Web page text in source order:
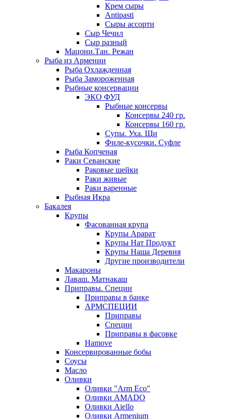
Крем сыры
Antipasti
Сыры ассорти
Сыр Чечил
Сыр разный
Мацони.Тан. Режан
Рыба из Армении
Рыба Охлажденная
Рыба Замороженная
Рыбные консервации
ЭКО ФУД
Рыбные консервы
Консервы 240 гр.
Консервы 160 гр.
Супы. Уха. Щи
Филе-кусочки. Суфле
Рыба Копченая
Раки Севанские
Раковые шейки
Раки живые
Раки варенные
Рыбная Икра
Бакалея
Крупы
Фасованная крупа
Крупы Арарат
Крупы Нат Продукт
Крупы Наша Деревня
Другие производители
Макароны
Лаваш. Матнакаш
Приправы. Специи
Приправы в банке
АРМСПЕЦИИ
Приправы
Специи
Приправы в фасовке
Hamove
Консервированные бобы
Соусы
Масло
Оливки
Оливки "Arm Eco"
Оливки AMADO
Оливки Aiello
Оливки Armenium